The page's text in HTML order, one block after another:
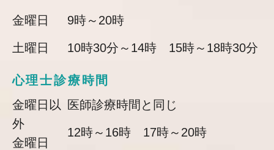
金曜日 9時～20時
土曜日 10時30分～14時 15時～18時30分
心理士診療時間
金曜日以
外
医師診療時間と同じ
金曜日
12時～16時 17時～20時